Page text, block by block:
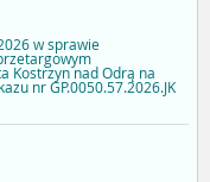
w sprawie
Kostrzyn nad Odrą na
nr GP.0050.57.2026.JK